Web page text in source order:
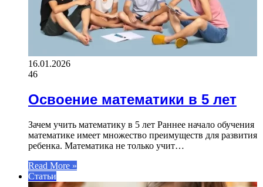
16.01.2026
46
Освоение математики в 5 лет
Зачем учить математику в 5 лет Раннее начало обучения
математике имеет множество преимуществ для развития
ребенка. Математика не только учит…
Read More »
Статьи